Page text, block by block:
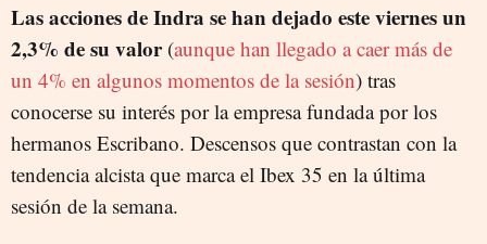
Las acciones de Indra se han dejado este viernes un
2,3% de su valor(aunque han llegado a caer más de
un 4% en algunos momentos de la sesión) tras
conocerse su interés por la empresa fundada por los
hermanos Escribano. Descensos que contrastan con la
tendencia alcista que marca el Ibex 35 en la última
sesión de la semana.